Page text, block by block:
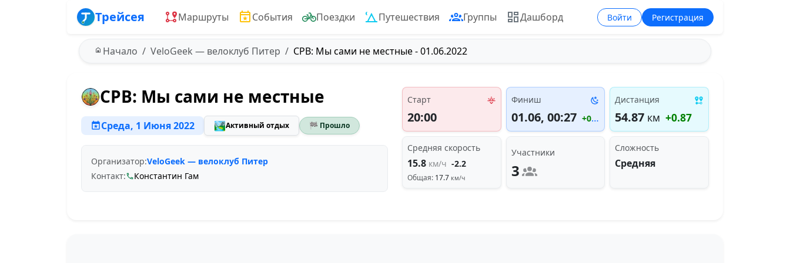
Трейсея Маршруты События Поездки Путешествия Группы Дашборд Войти Регистрация
Начало VeloGeek — велоклуб Питер СРВ: Мы сами не местные - 01.06.2022
СРВ: Мы сами не местные
Среда, 1 Июня 2022 🏞️Активный отдых 🏁 Прошло
Организатор:VeloGeek — велоклуб Питер
Контакт:
Константин Гам
Старт
20:00
Финиш
01.06, 00:27 +00:27:13
Дистанция
54.87 км +0.87
Средняя скорость
15.8 км/ч -2.2
Общая: 17.7 км/ч
Участники
3
Сложность
Средняя